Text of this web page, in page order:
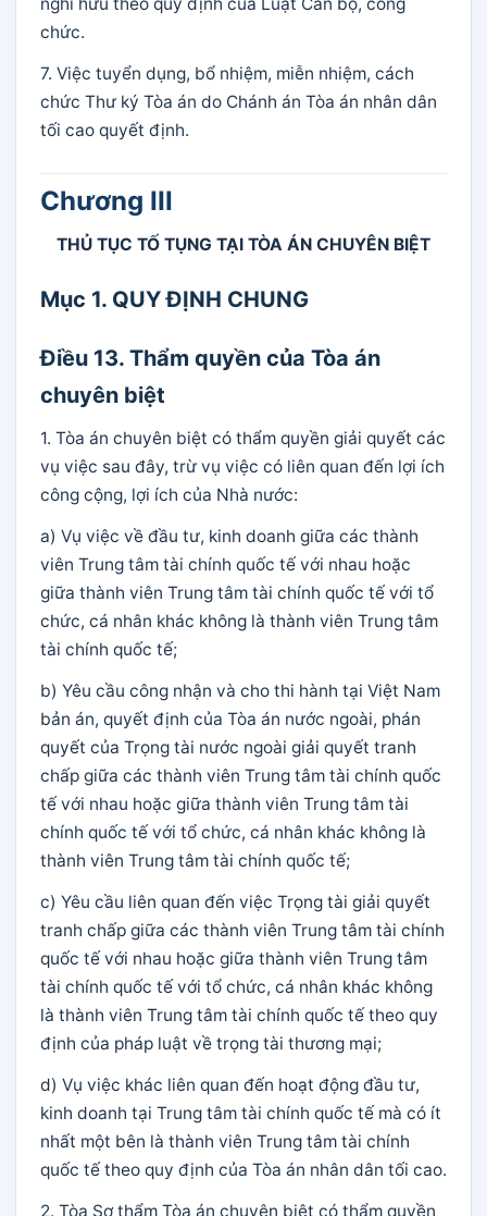
chức.
7. Việc tuyển dụng, bổ nhiệm, miễn nhiệm, cách
chức Thư ký Tòa án do Chánh án Tòa án nhân dân
tối cao quyết định.
Chương III
THỦ TỤC TỐ TỤNG TẠI TÒA ÁN CHUYÊN BIỆT
Mục 1. QUY ĐỊNH CHUNG
Điều 13. Thẩm quyền của Tòa án
chuyên biệt
1. Tòa án chuyên biệt có thẩm quyền giải quyết các
vụ việc sau đây, trừ vụ việc có liên quan đến lợi ích
công cộng, lợi ích của Nhà nước:
a) Vụ việc về đầu tư, kinh doanh giữa các thành
viên Trung tâm tài chính quốc tế với nhau hoặc
giữa thành viên Trung tâm tài chính quốc tế với tổ
chức, cá nhân khác không là thành viên Trung tâm
tài chính quốc tế;
b) Yêu cầu công nhận và cho thi hành tại Việt Nam
bản án, quyết định của Tòa án nước ngoài, phán
quyết của Trọng tài nước ngoài giải quyết tranh
chấp giữa các thành viên Trung tâm tài chính quốc
tế với nhau hoặc giữa thành viên Trung tâm tài
chính quốc tế với tổ chức, cá nhân khác không là
thành viên Trung tâm tài chính quốc tế;
c) Yêu cầu liên quan đến việc Trọng tài giải quyết
tranh chấp giữa các thành viên Trung tâm tài chính
quốc tế với nhau hoặc giữa thành viên Trung tâm
tài chính quốc tế với tổ chức, cá nhân khác không
là thành viên Trung tâm tài chính quốc tế theo quy
định của pháp luật về trọng tài thương mại;
d) Vụ việc khác liên quan đến hoạt động đầu tư,
kinh doanh tại Trung tâm tài chính quốc tế mà có ít
nhất một bên là thành viên Trung tâm tài chính
quốc tế theo quy định của Tòa án nhân dân tối cao.
2. Tòa Sơ thẩm Tòa án chuyên biệt có thẩm quyền